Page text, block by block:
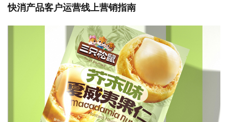
快消产品客户运营线上营销指南